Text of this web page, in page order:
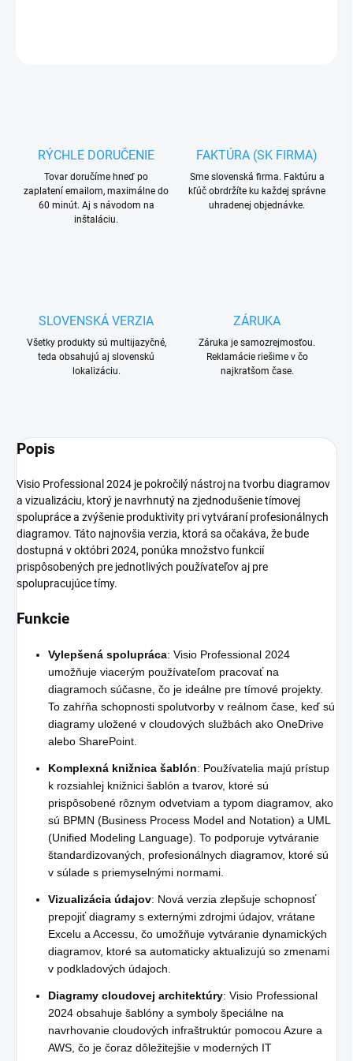
RÝCHLE DORUČENIE
Tovar doručíme hneď po
zaplatení emailom, maximálne do
60 minút. Aj s návodom na
inštaláciu.
FAKTÚRA (SK FIRMA)
Sme slovenská firma. Faktúru a
kľúč obrdržíte ku každej správne
uhradenej objednávke.
SLOVENSKÁ VERZIA
Všetky produkty sú multijazyčné,
teda obsahujú aj slovenskú
lokalizáciu.
ZÁRUKA
Záruka je samozrejmosťou.
Reklamácie riešime v čo
najkratšom čase.
Popis
Visio Professional 2024 je pokročilý nástroj na tvorbu diagramov
a vizualizáciu, ktorý je navrhnutý na zjednodušenie tímovej
spolupráce a zvýšenie produktivity pri vytváraní profesionálnych
diagramov. Táto najnovšia verzia, ktorá sa očakáva, že bude
dostupná v októbri 2024, ponúka množstvo funkcií
prispôsobených pre jednotlivých používateľov aj pre
spolupracujúce tímy.
Funkcie
Vylepšená spolupráca: Visio Professional 2024
umožňuje viacerým používateľom pracovať na
diagramoch súčasne, čo je ideálne pre tímové projekty.
To zahŕňa schopnosti spolutvorby v reálnom čase, keď sú
diagramy uložené v cloudových službách ako OneDrive
alebo SharePoint.
Komplexná knižnica šablón: Používatelia majú prístup
k rozsiahlej knižnici šablón a tvarov, ktoré sú
prispôsobené rôznym odvetviam a typom diagramov, ako
sú BPMN (Business Process Model and Notation) a UML
(Unified Modeling Language). To podporuje vytváranie
štandardizovaných, profesionálnych diagramov, ktoré sú
v súlade s priemyselnými normami.
Vizualizácia údajov: Nová verzia zlepšuje schopnosť
prepojiť diagramy s externými zdrojmi údajov, vrátane
Excelu a Accessu, čo umožňuje vytváranie dynamických
diagramov, ktoré sa automaticky aktualizujú so zmenami
v podkladových údajoch.
Diagramy cloudovej architektúry: Visio Professional
2024 obsahuje šablóny a symboly špeciálne na
navrhovanie cloudových infraštruktúr pomocou Azure a
AWS, čo je čoraz dôležitejšie v moderných IT